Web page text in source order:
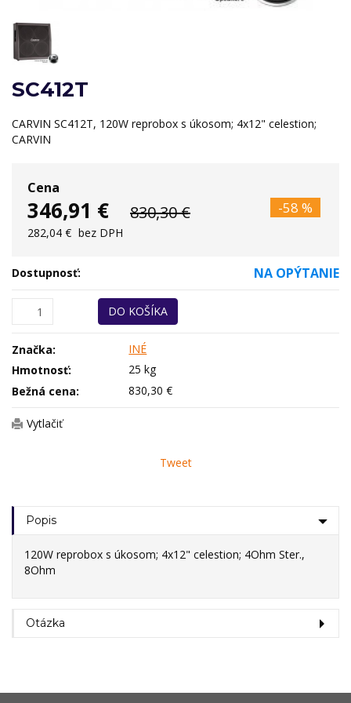
SC412T
CARVIN SC412T, 120W reprobox s úkosom; 4x12" celestion;
CARVIN
Cena
346,91 € 830,30 € -58 %
282,04 € bez DPH
Dostupnosť: NA OPÝTANIE
DO KOŠÍKA
Značka:
INÉ
Hmotnosť:
25 kg
Bežná cena:
830,30 €
Vytlačiť
Tweet
Popis
120W reprobox s úkosom; 4x12" celestion; 4Ohm Ster.,
8Ohm
Otázka